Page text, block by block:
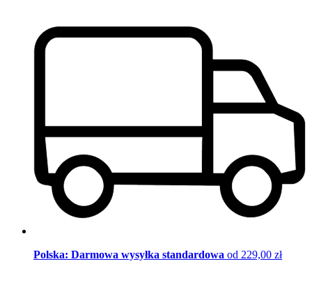
Polska: Darmowa wysyłka standardowa od 229,00 zł